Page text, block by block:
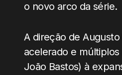
o novo arco da série.
A direção de
acelerado e
João Bastos) à